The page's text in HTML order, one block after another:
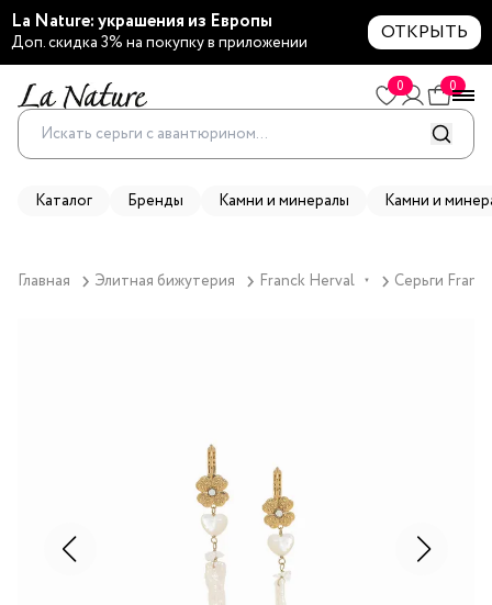
La Nature: украшения из Европы
Доп. скидка 3% на покупку в приложении ОТКРЫТЬ
0 0
Каталог Бренды Камни и минералы Камни и
Главная Элитная бижутерия Franck Herval ▼ Серьги